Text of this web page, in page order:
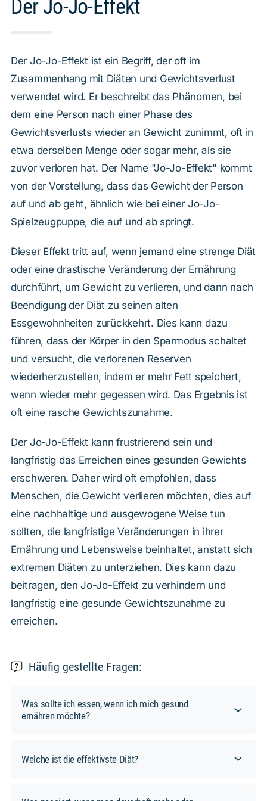
Der Jo-Jo-Effekt
Der Jo-Jo-Effekt ist ein Begriff, der oft im
Zusammenhang mit Diäten und Gewichtsverlust
verwendet wird. Er beschreibt das Phänomen, bei
dem eine Person nach einer Phase des
Gewichtsverlusts wieder an Gewicht zunimmt, oft in
etwa derselben Menge oder sogar mehr, als sie
zuvor verloren hat. Der Name "Jo-Jo-Effekt" kommt
von der Vorstellung, dass das Gewicht der Person
auf und ab geht, ähnlich wie bei einer Jo-Jo-
Spielzeugpuppe, die auf und ab springt.
Dieser Effekt tritt auf, wenn jemand eine strenge Diät
oder eine drastische Veränderung der Ernährung
durchführt, um Gewicht zu verlieren, und dann nach
Beendigung der Diät zu seinen alten
Essgewohnheiten zurückkehrt. Dies kann dazu
führen, dass der Körper in den Sparmodus schaltet
und versucht, die verlorenen Reserven
wiederherzustellen, indem er mehr Fett speichert,
wenn wieder mehr gegessen wird. Das Ergebnis ist
oft eine rasche Gewichtszunahme.
Der Jo-Jo-Effekt kann frustrierend sein und
langfristig das Erreichen eines gesunden Gewichts
erschweren. Daher wird oft empfohlen, dass
Menschen, die Gewicht verlieren möchten, dies auf
eine nachhaltige und ausgewogene Weise tun
sollten, die langfristige Veränderungen in ihrer
Ernährung und Lebensweise beinhaltet, anstatt sich
extremen Diäten zu unterziehen. Dies kann dazu
beitragen, den Jo-Jo-Effekt zu verhindern und
langfristig eine gesunde Gewichtszunahme zu
erreichen.
Häufig gestellte Fragen:
Was sollte ich essen, wenn ich mich gesund
ernähren möchte?
sind einige Empfehlungen, was du in deine
Welche ist die effektivste Diät?
Ernährungsweise von verschiedenen